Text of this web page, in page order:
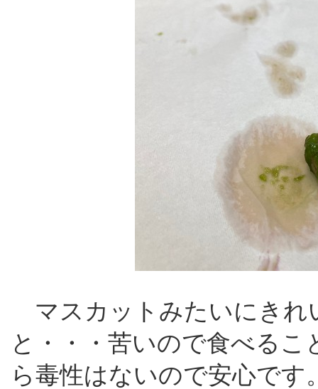
マスカットみたいにきれ
と・・・苦いので食べる
ら毒性はないので安心です